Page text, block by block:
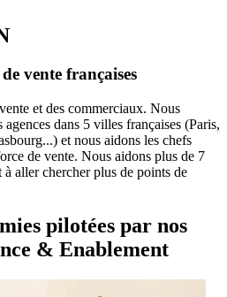
vente françaises
et des commerciaux. Nous
dans 5 villes françaises (Paris,
et nous aidons les chefs
de vente. Nous aidons plus de 7
aller chercher plus de points de
pilotées par nos
& Enablement